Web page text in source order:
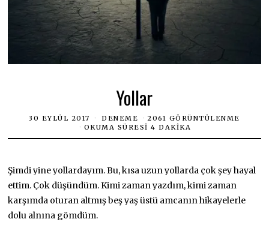
Yollar
30 EYLÜL 2017 DENEME
2061 GÖRÜNTÜLENME
OKUMA SÜRESI 4 DAKIKA
Şimdi yine yollardayım. Bu, kısa uzun yollarda çok şey hayal
ettim. Çok düşündüm. Kimi zaman yazdım, kimi zaman
karşımda oturan altmış beş yaş üstü amcanın hikayelerle
dolu alnına gömdüm.